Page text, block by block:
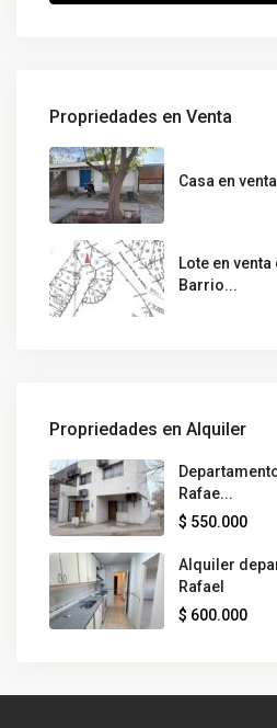
Propriedades en Venta
Casa en
Lote en venta
Barrio...
Propriedades en Alquiler
Rafae...
$ 550.000
Alquiler
Rafael
$ 600.000